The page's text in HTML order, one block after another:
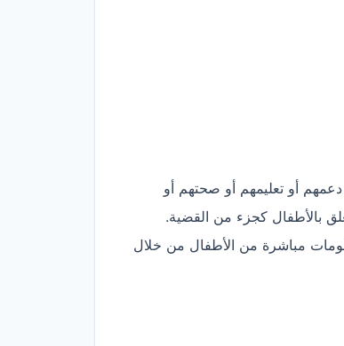
دعمهم أو تعليمهم أو صحتهم أو
بالأطفال كجزء من القضية.
مباشرة من الأطفال من خلال